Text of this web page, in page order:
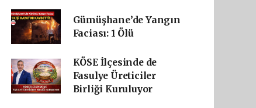
Gümüşhane’de Yangın
Faciası: 1 Ölü
KÖSE İlçesinde de
Fasulye Üreticiler
Birliği Kuruluyor